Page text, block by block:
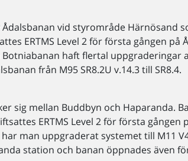
Ådalsbanan vid styrområde Härnösand
ERTMS Level 2 för första gången på
haft flertal uppgraderingar
från M95 SR8.2U v.14.3 till SR8.4.
sig mellan Buddbyn och Haparanda.
ERTMS Level 2 för första
har man uppgraderat systemet till M11
station och banan öppnades även